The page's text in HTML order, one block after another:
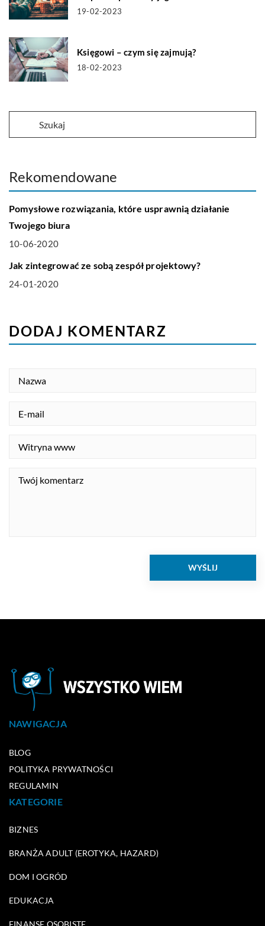
19-02-2023
Księgowi – czym się zajmują?
18-02-2023
Rekomendowane
BIZNES I FINANSE
Pomysłowe rozwiązania, które usprawnią działanie
Twojego biura
10-06-2020
HOBBY I RELAKS-WYPOCZYNEK
Jak zintegrować ze sobą zespół projektowy?
24-01-2020
DODAJ KOMENTARZ
NAWIGACJA
BLOG
POLITYKA PRYWATNOŚCI
REGULAMIN
KATEGORIE
BIZNES
BRANŻA ADULT (EROTYKA, HAZARD)
DOM I OGRÓD
EDUKACJA